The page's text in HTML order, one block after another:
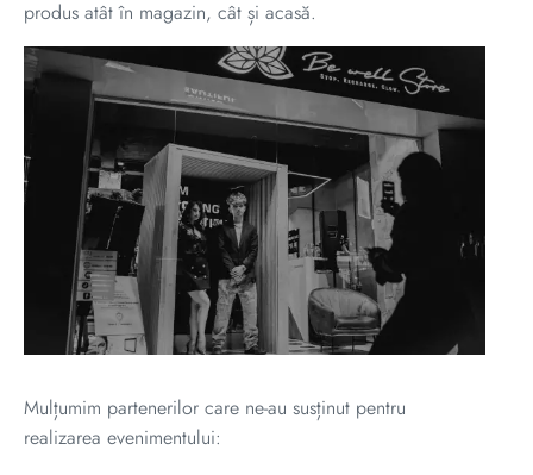
produs atât în magazin, cât și acasă.
Mulțumim partenerilor care ne-au susținut pentru
realizarea evenimentului: